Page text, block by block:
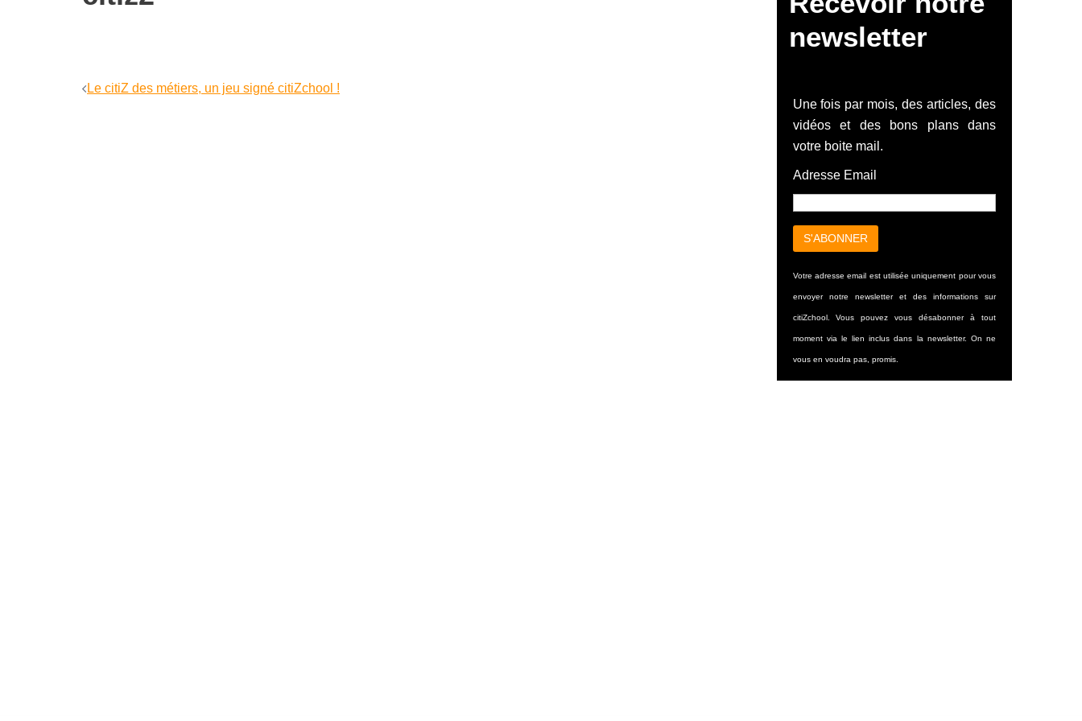
Navigation
Le citiZ des métiers, un jeu signé citiZchool !
newsletter
Une fois par mois, des articles, des
vidéos et des bons plans dans
votre boite mail.
Adresse Email
Votre adresse email est utilisée uniquement pour vous
envoyer notre newsletter et des informations sur
citiZchool. Vous pouvez vous désabonner à tout
moment via le lien inclus dans la newsletter. On ne
vous en voudra pas, promis.